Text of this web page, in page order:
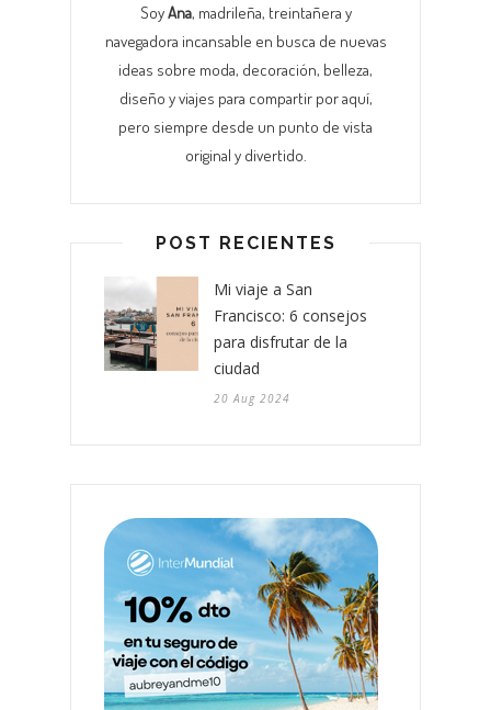
SoyAna, madrileña, treintañera y
navegadora incansable en busca de nuevas
ideas sobre moda, decoración, belleza,
diseño y viajes para compartir por aquí,
pero siempre desde un punto de vista
original y divertido.
POST RECIENTES
Mi viaje a San
Francisco: 6 consejos
para disfrutar de la
ciudad
20 Aug 2024